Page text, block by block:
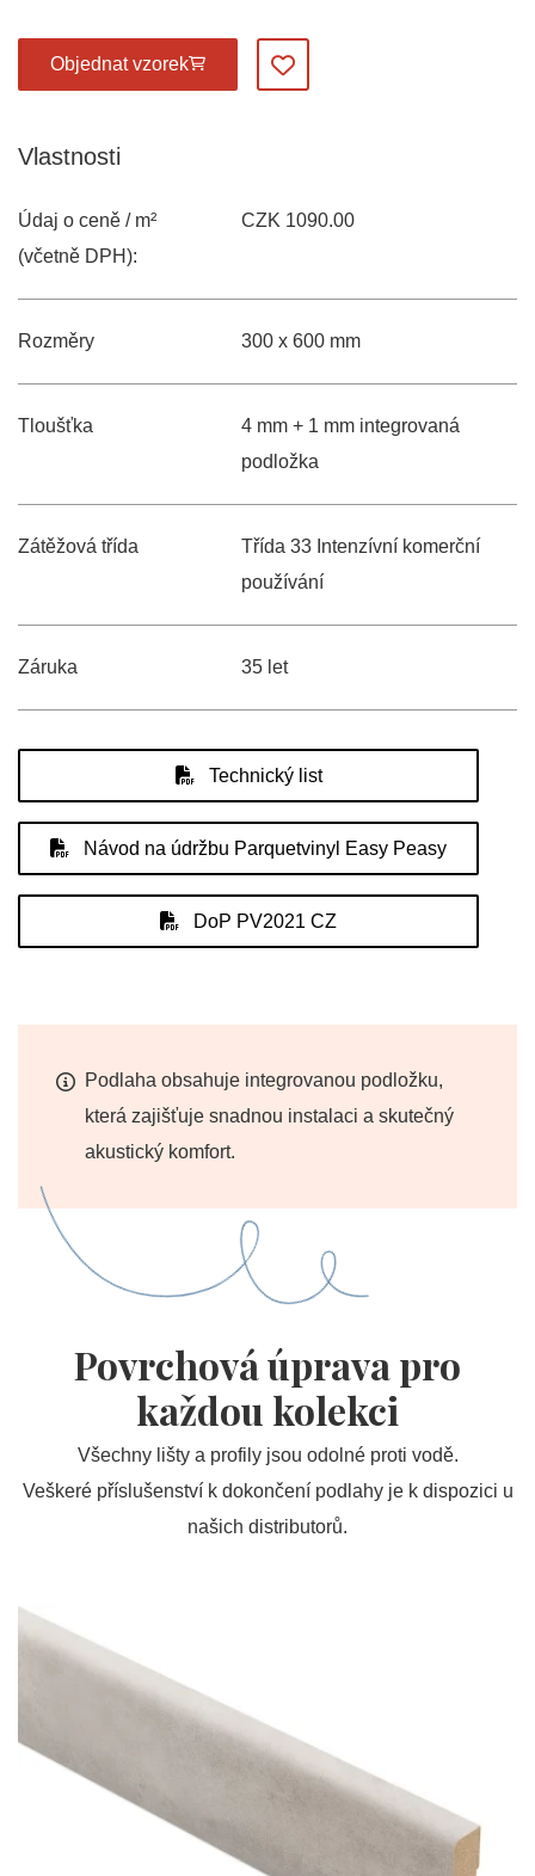
Objednat vzorek Přidat do oblíbených
Vlastnosti
Údaj o ceně / m²
(včetně DPH):
CZK 1090.00
Rozměry 300 x 600 mm
Tloušťka
4 mm + 1 mm integrovaná
podložka
Zátěžová třída
Třída 33 Intenzívní komerční
používání
Záruka 35 let
Technický list
Návod na údržbu Parquetvinyl Easy Peasy
DoP PV2021 CZ
Podlaha obsahuje integrovanou podložku,
která zajišťuje snadnou instalaci a skutečný
akustický komfort.
Povrchová úprava pro
každou kolekci
Všechny lišty a profily jsou odolné proti vodě.
Veškeré příslušenství k dokončení podlahy je k dispozici u
našich distributorů.